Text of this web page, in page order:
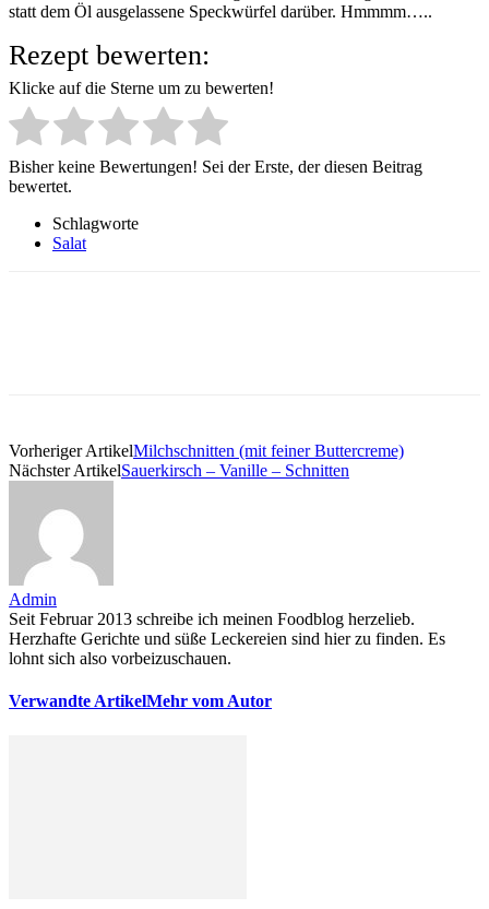
statt dem Öl ausgelassene Speckwürfel darüber. Hmmmm…..
Rezept bewerten:
Klicke auf die Sterne um zu bewerten!
Bisher keine Bewertungen! Sei der Erste, der diesen Beitrag
bewertet.
Schlagworte
Salat
Vorheriger ArtikelMilchschnitten (mit feiner Buttercreme)
Nächster ArtikelSauerkirsch – Vanille – Schnitten
Admin
Seit Februar 2013 schreibe ich meinen Foodblog herzelieb.
Herzhafte Gerichte und süße Leckereien sind hier zu finden. Es
lohnt sich also vorbeizuschauen.
Verwandte ArtikelMehr vom Autor